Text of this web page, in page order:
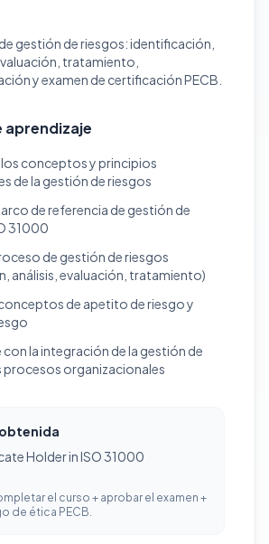
gestión de riesgos: identificación,
tratamiento,
y examen de certificación PECB.
aprendizaje
conceptos y principios
de la gestión de riesgos
de referencia de gestión de
31000
de gestión de riesgos
análisis, evaluación, tratamiento)
de apetito de riesgo y
con la integración de la gestión de
procesos organizacionales
Holder in ISO 31000
el curso + aprobar el examen +
de ética PECB.